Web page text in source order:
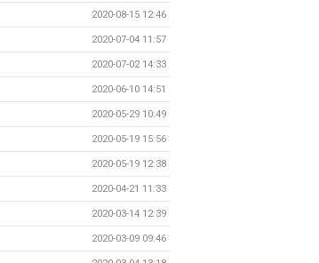
2020-08-15 12:46
2020-07-04 11:57
2020-07-02 14:33
2020-06-10 14:51
2020-05-29 10:49
2020-05-19 15:56
2020-05-19 12:38
2020-04-21 11:33
2020-03-14 12:39
2020-03-09 09:46